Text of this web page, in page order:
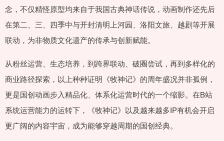
念，不仅精怪原型均来自于我国古典神话传说，动画制作还先后
在第二、三、四季中与开封清明上河园、洛阳文旅、越剧等开展
联动，为非物质文化遗产的传承与创新赋能。
从粉丝运营、生态培养，到跨界联动、破圈尝试，再到多样化的
商业路径探索，以上种种证明《牧神记》的周年盛况并非孤例，
更是国创动画步入精品化、体系化运营时代的一个缩影。在B站
系统运营能力的运转下，《牧神记》以及越来越多IP有机会开启
更广阔的内容宇宙，成为能够穿越周期的国创经典。